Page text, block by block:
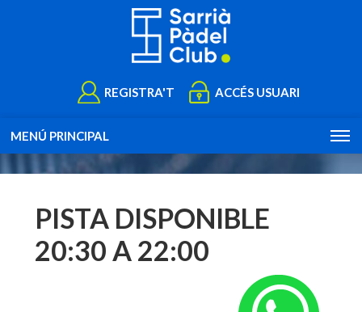
REGISTRA'T ACCÉS USUARI
MENÚ PRINCIPAL
PISTA DISPONIBLE
20:30 A 22:00